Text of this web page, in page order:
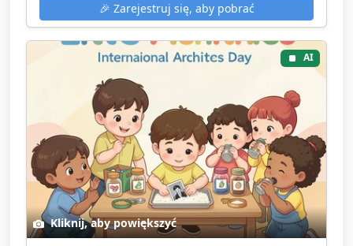
🎉 Zarejestruj się, aby pobrać
AI
Kliknij, aby powiększyć